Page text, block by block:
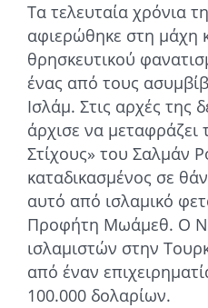
Τα τελευταία χρόνια
αφιερώθηκε στη μάχη
θρησκευτικού
ένας από τους
Ισλάμ. Στις αρχές της
άρχισε να μεταφράζει
Στίχους» του Σαλμάν
καταδικασμένος σε
αυτό από ισλαμικό
Προφήτη Μωάμεθ. Ο
ισλαμιστών στην
από έναν
100.000 δολαρίων.